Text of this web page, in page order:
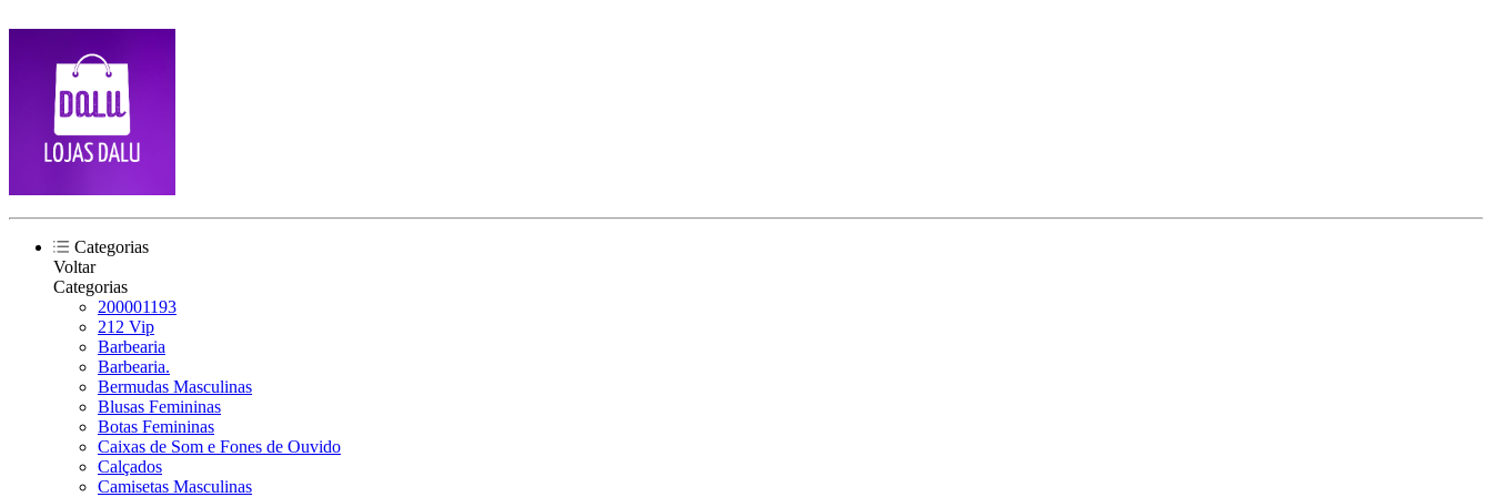
Categorias
Voltar
Categorias
200001193
212 Vip
Barbearia
Barbearia.
Bermudas Masculinas
Blusas Femininas
Botas Femininas
Caixas de Som e Fones de Ouvido
Calçados
Camisetas Masculinas